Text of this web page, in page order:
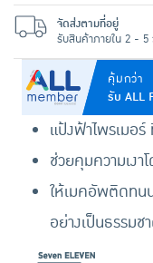
คุ้มกว่า
รับ ALL
แป้งฟ้าไพรเมอ
ช่วยคุมความเงา
ให้เมคอัพติดทน
อย่างเป็นธรรมช
จัดส่งตามที่อยู่
รับสินค้าภายใน 2 - 5